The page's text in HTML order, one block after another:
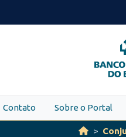
Contato Sobre o Portal